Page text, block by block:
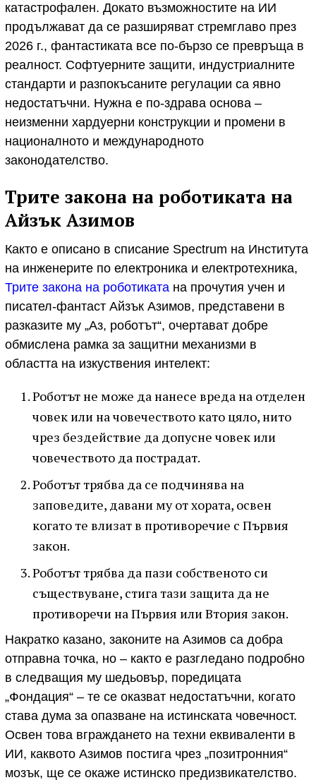
катастрофален. Докато възможностите на ИИ
продължават да се разширяват стремглаво през
2026 г., фантастиката все по-бързо се превръща в
реалност. Софтуерните защити, индустриалните
стандарти и разпокъсаните регулации са явно
недостатъчни. Нужна е по-здрава основа –
неизменни хардуерни конструкции и промени в
националното и международното
законодателство.
Трите закона на роботиката на
Айзък Азимов
Както е описано в списание Spectrum на Института
на инженерите по електроника и електротехника,
Трите закона на роботиката на прочутия учен и
писател-фантаст Айзък Азимов, представени в
разказите му „Аз, роботът“, очертават добре
обмислена рамка за защитни механизми в
областта на изкуствения интелект:
Роботът не може да нанесе вреда на отделен
човек или на човечеството като цяло, нито
чрез бездействие да допусне човек или
човечеството да пострадат.
Роботът трябва да се подчинява на
заповедите, давани му от хората, освен
когато те влизат в противоречие с Първия
закон.
Роботът трябва да пази собственото си
съществуване, стига тази защита да не
противоречи на Първия или Втория закон.
Накратко казано, законите на Азимов са добра
отправна точка, но – както е разгледано подробно
в следващия му шедьовър, поредицата
„Фондация“ – те се оказват недостатъчни, когато
става дума за опазване на истинската човечност.
Освен това вграждането на техни еквиваленти в
ИИ, каквото Азимов постига чрез „позитронния“
мозък, ще се окаже истинско предизвикателство.